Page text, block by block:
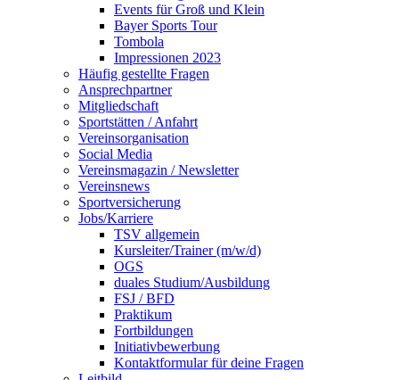
Events für Groß und Klein
Bayer Sports Tour
Tombola
Impressionen 2023
Häufig gestellte Fragen
Ansprechpartner
Mitgliedschaft
Sportstätten / Anfahrt
Vereinsorganisation
Social Media
Vereinsmagazin / Newsletter
Vereinsnews
Sportversicherung
Jobs/Karriere
TSV allgemein
Kursleiter/Trainer (m/w/d)
OGS
duales Studium/Ausbildung
FSJ / BFD
Praktikum
Fortbildungen
Initiativbewerbung
Kontaktformular für deine Fragen